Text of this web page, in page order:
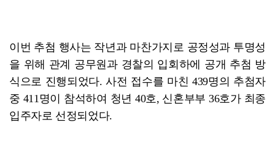
이번 추첨 행사는 작년과 마찬가지로 공정성과 투명성
을 위해 관계 공무원과 경찰의 입회하에 공개 추첨 방
식으로 진행되었다. 사전 접수를 마친 439명의 추첨자
중 411명이 참석하여 청년 40호, 신혼부부 36호가 최종
입주자로 선정되었다.